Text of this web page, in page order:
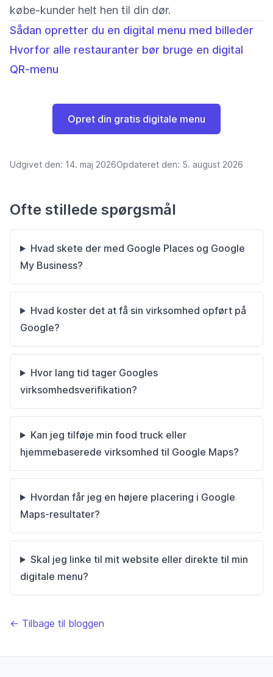
købe-kunder helt hen til din dør.
Sådan opretter du en digital menu med billeder
Hvorfor alle restauranter bør bruge en digital
QR-menu
Opret din gratis digitale menu
Udgivet den: 14. maj 2026Opdateret den: 5. august 2026
Ofte stillede spørgsmål
Hvad skete der med Google Places og Google
My Business?
Hvad koster det at få sin virksomhed opført på
Google?
Hvor lang tid tager Googles
virksomhedsverifikation?
Kan jeg tilføje min food truck eller
hjemmebaserede virksomhed til Google Maps?
Hvordan får jeg en højere placering i Google
Maps-resultater?
Skal jeg linke til mit website eller direkte til min
digitale menu?
← Tilbage til bloggen